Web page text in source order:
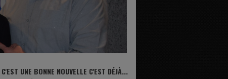
LIVRES